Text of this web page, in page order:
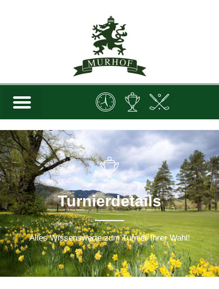
Turnierdetails
Alles Wissenswerte zum Turnier Ihrer Wahl!